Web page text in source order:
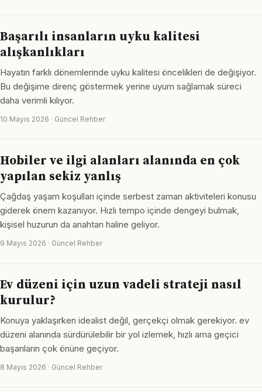
Başarılı insanların uyku kalitesi
alışkanlıkları
Hayatın farklı dönemlerinde uyku kalitesi öncelikleri de değişiyor.
Bu değişime direnç göstermek yerine uyum sağlamak süreci
daha verimli kılıyor.
10 Mayıs 2026 · Güncel Rehber
Hobiler ve ilgi alanları alanında en çok
yapılan sekiz yanlış
Çağdaş yaşam koşulları içinde serbest zaman aktiviteleri konusu
giderek önem kazanıyor. Hızlı tempo içinde dengeyi bulmak,
kişisel huzurun da anahtarı haline geliyor.
9 Mayıs 2026 · Güncel Rehber
Ev düzeni için uzun vadeli strateji nasıl
kurulur?
Konuya yaklaşırken idealist değil, gerçekçi olmak gerekiyor. ev
düzeni alanında sürdürülebilir bir yol izlemek, hızlı ama geçici
başarıların çok önüne geçiyor.
8 Mayıs 2026 · Güncel Rehber